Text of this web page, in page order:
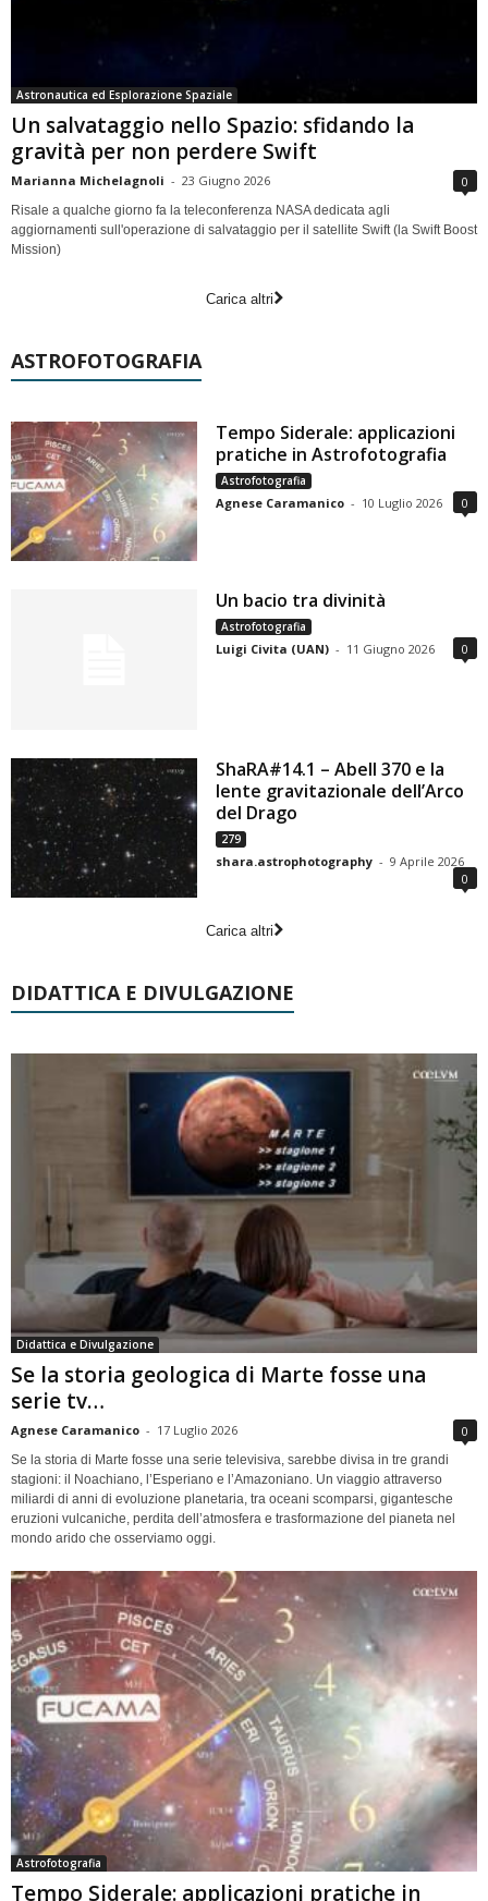
Astronautica ed Esplorazione Spaziale
Un salvataggio nello Spazio: sfidando la
gravità per non perdere Swift
Marianna Michelagnoli - 23 Giugno 2026 0
Risale a qualche giorno fa la teleconferenza NASA dedicata agli
aggiornamenti sull'operazione di salvataggio per il satellite Swift (la Swift Boost
Mission)
Carica altri
ASTROFOTOGRAFIA
Tempo Siderale: applicazioni
pratiche in Astrofotografia
Astrofotografia
Agnese Caramanico - 10 Luglio 2026 0
Un bacio tra divinità
Astrofotografia
Luigi Civita (UAN) - 11 Giugno 2026 0
ShaRA#14.1 – Abell 370 e la
lente gravitazionale dell’Arco
del Drago
279
shara.astrophotography - 9 Aprile 2026
0
Carica altri
DIDATTICA E DIVULGAZIONE
Didattica e Divulgazione
Se la storia geologica di Marte fosse una
serie tv…
Agnese Caramanico - 17 Luglio 2026 0
Se la storia di Marte fosse una serie televisiva, sarebbe divisa in tre grandi
stagioni: il Noachiano, l’Esperiano e l’Amazoniano. Un viaggio attraverso
miliardi di anni di evoluzione planetaria, tra oceani scomparsi, gigantesche
eruzioni vulcaniche, perdita dell’atmosfera e trasformazione del pianeta nel
mondo arido che osserviamo oggi.
Astrofotografia
Tempo Siderale: applicazioni pratiche in